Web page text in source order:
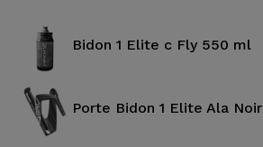
Bidon 1 Elite c Fly 550 ml
Porte Bidon 1 Elite Ala Noir